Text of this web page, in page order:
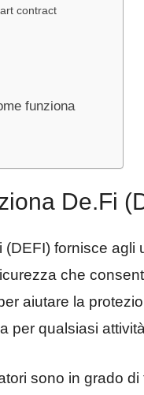
contract
funziona
De.Fi
fornisce
che
aiutare la
per qualsiasi
sono in grado